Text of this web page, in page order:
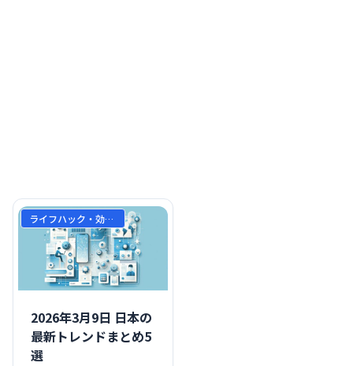
ライフハック・効率化
2026年3月9日 日本の
最新トレンドまとめ5
選